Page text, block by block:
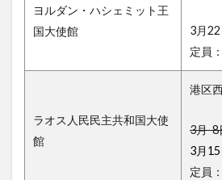
ヨルダン・ハシェミット王
国大使館
3月
定員
ラオス人民民主共和国大使
館
港区
3月 8
3月
定員